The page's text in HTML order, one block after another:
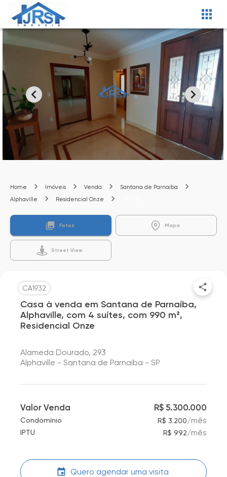
Home Imóveis Venda
Santana de Parnaíba
Alphaville
Residencial Onze
Fotos Mapa
Street View
CA1932
Casa à venda em Santana de Parnaíba,
Alphaville, com 4 suítes, com 990 m²,
Residencial Onze
Alameda Dourado, 293
Alphaville - Santana de Parnaíba - SP
Valor Venda R$ 5.300.000
Condomínio R$ 3.200/mês
IPTU R$ 992/mês
Quero agendar uma visita